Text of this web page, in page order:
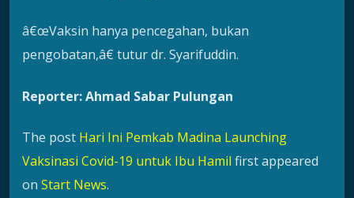
â€œVaksin hanya pencegahan, bukan
pengobatan,â€ tutur dr. Syarifuddin.
Reporter: Ahmad Sabar Pulungan
The post Hari Ini Pemkab Madina Launching
Vaksinasi Covid-19 untuk Ibu Hamil first appeared
on Start News.